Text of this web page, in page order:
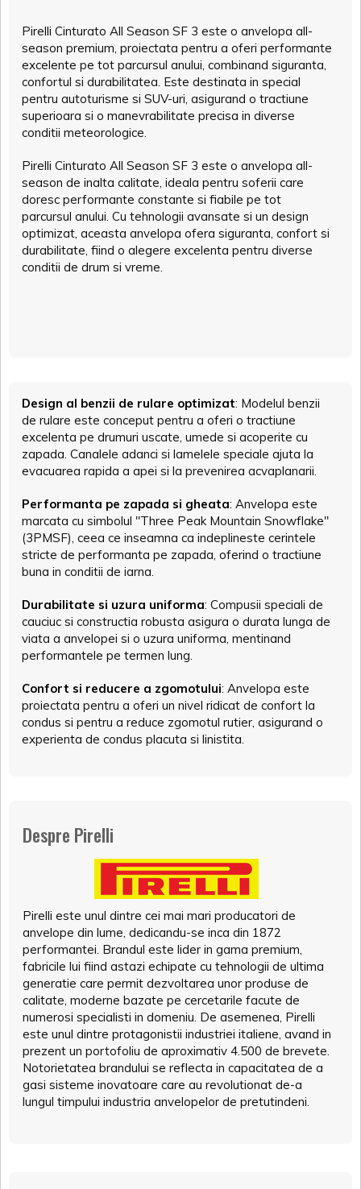
Pirelli Cinturato All Season SF 3 este o anvelopa all-
season premium, proiectata pentru a oferi performante
excelente pe tot parcursul anului, combinand siguranta,
confortul si durabilitatea. Este destinata in special
pentru autoturisme si SUV-uri, asigurand o tractiune
superioara si o manevrabilitate precisa in diverse
conditii meteorologice.
Pirelli Cinturato All Season SF 3 este o anvelopa all-
season de inalta calitate, ideala pentru soferii care
doresc performante constante si fiabile pe tot
parcursul anului. Cu tehnologii avansate si un design
optimizat, aceasta anvelopa ofera siguranta, confort si
durabilitate, fiind o alegere excelenta pentru diverse
conditii de drum si vreme.
Design al benzii de rulare optimizat: Modelul benzii
de rulare este conceput pentru a oferi o tractiune
excelenta pe drumuri uscate, umede si acoperite cu
zapada. Canalele adanci si lamelele speciale ajuta la
evacuarea rapida a apei si la prevenirea acvaplanarii.
Performanta pe zapada si gheata: Anvelopa este
marcata cu simbolul "Three Peak Mountain Snowflake"
(3PMSF), ceea ce inseamna ca indeplineste cerintele
stricte de performanta pe zapada, oferind o tractiune
buna in conditii de iarna.
Durabilitate si uzura uniforma: Compusii speciali de
cauciuc si constructia robusta asigura o durata lunga de
viata a anvelopei si o uzura uniforma, mentinand
performantele pe termen lung.
Confort si reducere a zgomotului: Anvelopa este
proiectata pentru a oferi un nivel ridicat de confort la
condus si pentru a reduce zgomotul rutier, asigurand o
experienta de condus placuta si linistita.
Despre Pirelli
Pirelli este unul dintre cei mai mari producatori de
anvelope din lume, dedicandu-se inca din 1872
performantei. Brandul este lider in gama premium,
fabricile lui fiind astazi echipate cu tehnologii de ultima
generatie care permit dezvoltarea unor produse de
calitate, moderne bazate pe cercetarile facute de
numerosi specialisti in domeniu. De asemenea, Pirelli
este unul dintre protagonistii industriei italiene, avand in
prezent un portofoliu de aproximativ 4.500 de brevete.
Notorietatea brandului se reflecta in capacitatea de a
gasi sisteme inovatoare care au revolutionat de-a
lungul timpului industria anvelopelor de pretutindeni.